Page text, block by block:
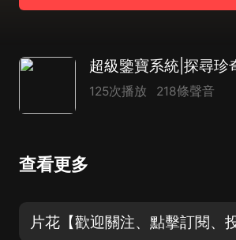
125次播放 218條聲音
查看更多